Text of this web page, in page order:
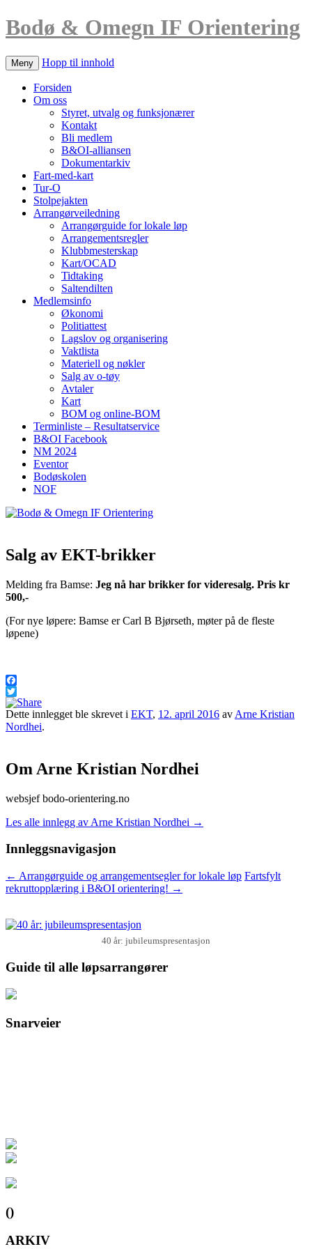
Bodø & Omegn IF Orientering
Meny Hopp til innhold
Forsiden
Om oss
Styret, utvalg og funksjonærer
Kontakt
Bli medlem
B&OI-alliansen
Dokumentarkiv
Fart-med-kart
Tur-O
Stolpejakten
Arrangørveiledning
Arrangørguide for lokale løp
Arrangementsregler
Klubbmesterskap
Kart/OCAD
Tidtaking
Saltendilten
Medlemsinfo
Økonomi
Politiattest
Lagslov og organisering
Vaktlista
Materiell og nøkler
Salg av o-tøy
Avtaler
Kart
BOM og online-BOM
Terminliste – Resultatservice
B&OI Facebook
NM 2024
Eventor
Bodøskolen
NOF
Salg av EKT-brikker
Melding fra Bamse: Jeg nå har brikker for videresalg. Pris kr
500,-
(For nye løpere: Bamse er Carl B Bjørseth, møter på de fleste
løpene)
Facebook
Twitter
Dette innlegget ble skrevet i EKT, 12. april 2016 av Arne Kristian
Nordhei.
Om Arne Kristian Nordhei
websjef bodo-orientering.no
Les alle innlegg av Arne Kristian Nordhei →
Innleggsnavigasjon
← Arrangørguide og arrangementsegler for lokale løp Fartsfylt
rekruttopplæring i B&OI orientering! →
40 år: jubileumspresentasjon
Guide til alle løpsarrangører
Snarveier
()
ARKIV